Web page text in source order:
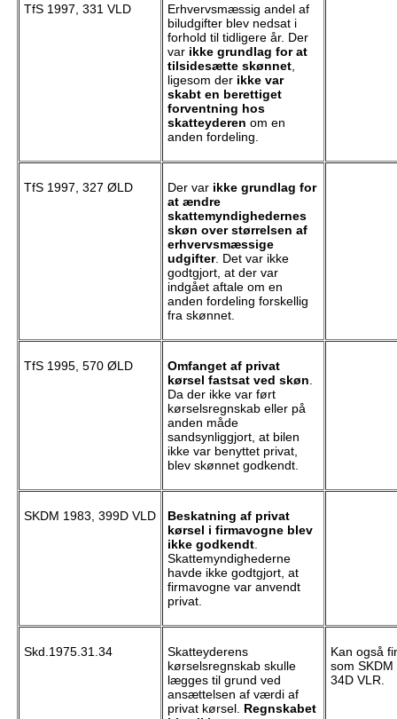
TfS 1997, 331 VLD
Erhvervsmæssig andel af
biludgifter blev nedsat i
forhold til tidligere år. Der
var ikke grundlag for at
tilsidesætte skønnet,
ligesom der ikke var
skabt en berettiget
forventning hos
skatteyderen om en
anden fordeling.
TfS 1997, 327 ØLD Der var ikke grundlag for
at ændre
skattemyndighedernes
skøn over størrelsen af
erhvervsmæssige
udgifter. Det var ikke
godtgjort, at der var
indgået aftale om en
anden fordeling forskellig
fra skønnet.
TfS 1995, 570 ØLD
Omfanget af privat
kørsel fastsat ved skøn
Da der ikke var ført
kørselsregnskab eller på
anden måde
sandsynliggjort, at bilen
ikke var benyttet privat,
blev skønnet godkendt.
SKDM 1983, 399D VLD
Beskatning af privat
kørsel i firmavogne blev
ikke godkendt.
Skattemyndighederne
havde ikke godtgjort, at
firmavogne var anvendt
privat.
Skd.1975.31.34
Skatteyderens
kørselsregnskab skulle
lægges til grund ved
ansættelsen af værdi af
privat kørsel. Regnskabet
Kan også
som SKDM
34D VLR.